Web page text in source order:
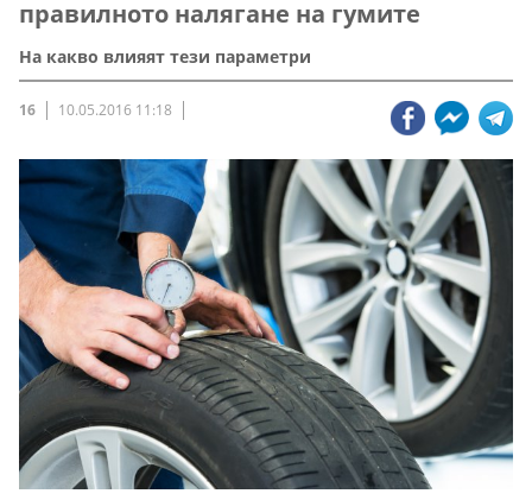
правилното налягане на гумите
На какво влияят тези параметри
16 10.05.2016 11:18